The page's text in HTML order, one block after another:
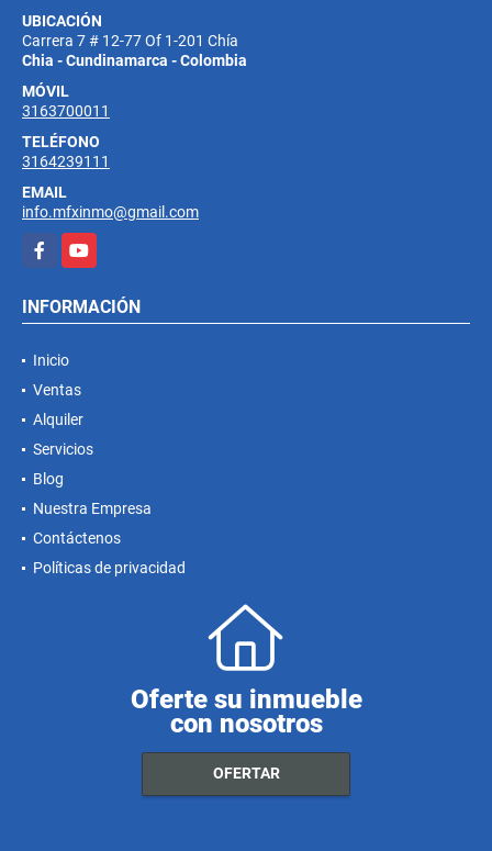
UBICACIÓN
Carrera 7 # 12-77 Of 1-201 Chía
Chia - Cundinamarca - Colombia
MÓVIL
3163700011
TELÉFONO
3164239111
EMAIL
info.mfxinmo@gmail.com
FacebookYouTube
INFORMACIÓN
Inicio
Ventas
Alquiler
Servicios
Blog
Nuestra Empresa
Contáctenos
Políticas de privacidad
Oferte su inmueble
con nosotros
OFERTAR